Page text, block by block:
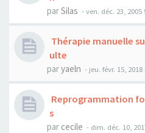
parSilas - ven. déc. 23, 2005
Thérapie manuelle
ulte
paryaeln - jeu. févr. 15,
Reprogrammation
s
par cecile - dim. déc. 10,